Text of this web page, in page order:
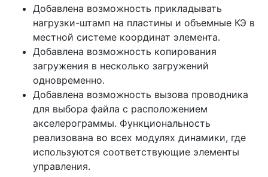
Добавлена возможность прикладывать
нагрузки-штамп на пластины и объемные КЭ в
местной системе координат элемента.
Добавлена возможность копирования
загружения в несколько загружений
одновременно.
Добавлена возможность вызова проводника
для выбора файла с расположением
акселерограммы. Функциональность
реализована во всех модулях динамики, где
используются соответствующие элементы
управления.